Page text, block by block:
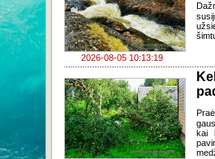
2026-08-05 10:13:19
kai